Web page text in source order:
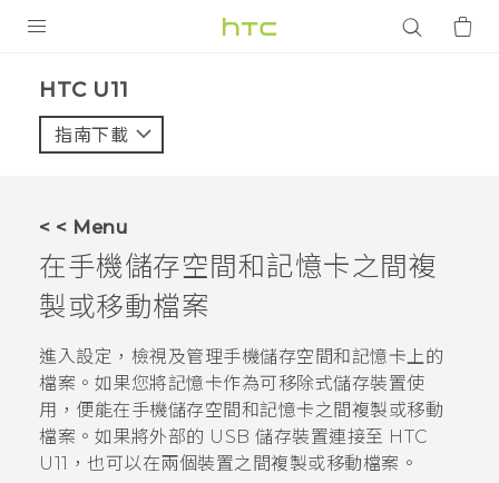
VIVE
VIVERSE
應用程式
支援服務
登入
HTC U11‎
指南下載
< < Menu
在手機儲存空間和記憶卡之間複
製或移動檔案
進入設定，檢視及管理手機儲存空間和記憶卡上的
檔案。如果您將記憶卡作為可移除式儲存裝置使
用，便能在手機儲存空間和記憶卡之間複製或移動
檔案。 如果將外部的 USB 儲存裝置連接至 HTC
U11 ，也可以在兩個裝置之間複製或移動檔案。